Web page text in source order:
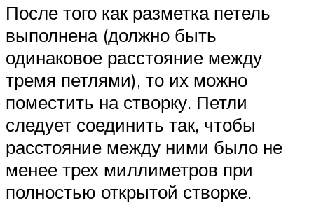
После того как разметка петель
выполнена (должно быть
одинаковое расстояние между
тремя петлями), то их можно
поместить на створку. Петли
следует соединить так, чтобы
расстояние между ними было не
менее трех миллиметров при
полностью открытой створке.